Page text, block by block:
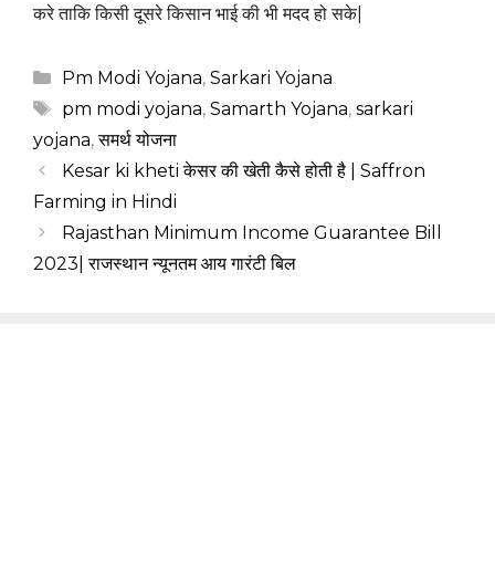
करे ताकि किसी दूसरे किसान भाई की भी मदद हो सके|
Categories
Pm Modi Yojana, Sarkari Yojana
Tags
pm modi yojana, Samarth Yojana, sarkari
yojana,समर्थ योजना
Kesar ki kheti केसर की खेती कैसे होती है | Saffron
Farming in Hindi
Rajasthan Minimum Income Guarantee Bill
2023| राजस्थान न्यूनतम आय गारंटी बिल